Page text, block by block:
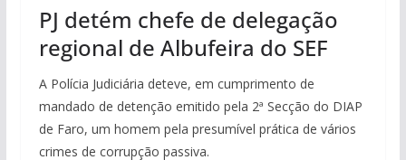
PJ detém chefe de delegação
regional de Albufeira do SEF
A Polícia Judiciária deteve, em cumprimento de
mandado de detenção emitido pela 2ª Secção do DIAP
de Faro, um homem pela presumível prática de vários
crimes de corrupção passiva.